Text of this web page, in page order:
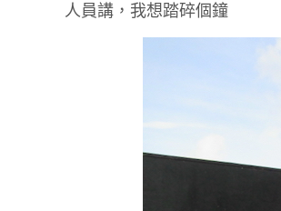
人員講，我想踏碎個鐘